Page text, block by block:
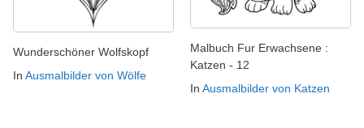
Wunderschöner Wolfskopf
In Ausmalbilder von Wölfe
Malbuch Fur Erwachsene :
Katzen - 12
In Ausmalbilder von Katzen